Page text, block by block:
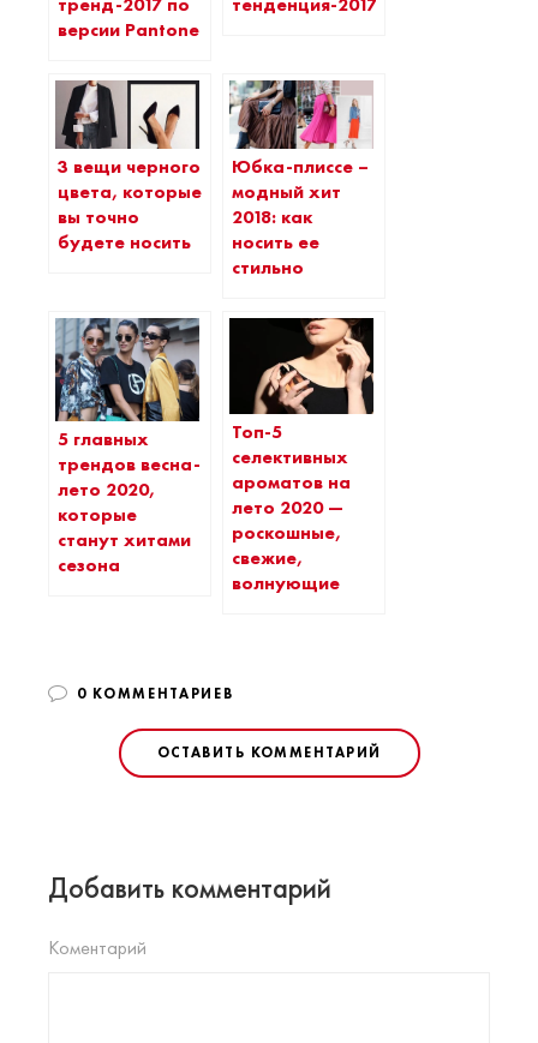
версии Pantone
3 вещи черного
цвета, которые
вы точно
будете носить
Юбка-плиссе –
модный хит
2018: как
носить ее
стильно
5 главных
трендов весна-
лето 2020,
которые
станут хитами
сезона
Топ-5
селективных
ароматов на
лето 2020 —
роскошные,
свежие,
волнующие
0 КОММЕНТАРИЕВ
ОСТАВИТЬ КОММЕНТАРИЙ
Добавить комментарий
Коментарий